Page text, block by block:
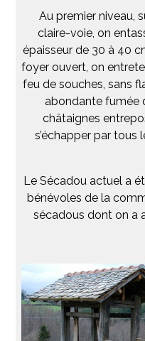
Au premier niveau,
claire-voie, on
épaisseur de 30 à 40
foyer ouvert, on
feu de souches, sans
abondante fumée
châtaignes
s’échapper par tous
Le Sécadou actuel a
bénévoles de la
sécadous dont on a